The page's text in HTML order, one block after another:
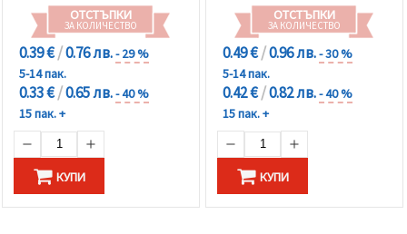
ОТСТЪПКИ
ЗА КОЛИЧЕСТВО
0.39 €/0.76 лв.- 29 %
5-14 пак.
0.33 €/0.65 лв.- 40 %
15 пак. +
КУПИ
ОТСТЪПКИ
ЗА КОЛИЧЕСТВО
0.49 €/0.96 лв.- 30 %
5-14 пак.
0.42 €/0.82 лв.- 40 %
15 пак. +
КУПИ